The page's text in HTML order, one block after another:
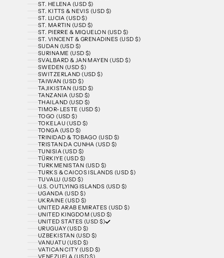
ST. HELENA (USD $)
ST. KITTS & NEVIS (USD $)
ST. LUCIA (USD $)
ST. MARTIN (USD $)
ST. PIERRE & MIQUELON (USD $)
ST. VINCENT & GRENADINES (USD $)
SUDAN (USD $)
SURINAME (USD $)
SVALBARD & JAN MAYEN (USD $)
SWEDEN (USD $)
SWITZERLAND (USD $)
TAIWAN (USD $)
TAJIKISTAN (USD $)
TANZANIA (USD $)
THAILAND (USD $)
TIMOR-LESTE (USD $)
TOGO (USD $)
TOKELAU (USD $)
TONGA (USD $)
TRINIDAD & TOBAGO (USD $)
TRISTAN DA CUNHA (USD $)
TUNISIA (USD $)
TÜRKIYE (USD $)
TURKMENISTAN (USD $)
TURKS & CAICOS ISLANDS (USD $)
TUVALU (USD $)
U.S. OUTLYING ISLANDS (USD $)
UGANDA (USD $)
UKRAINE (USD $)
UNITED ARAB EMIRATES (USD $)
UNITED KINGDOM (USD $)
UNITED STATES (USD $)
URUGUAY (USD $)
UZBEKISTAN (USD $)
VANUATU (USD $)
VATICAN CITY (USD $)